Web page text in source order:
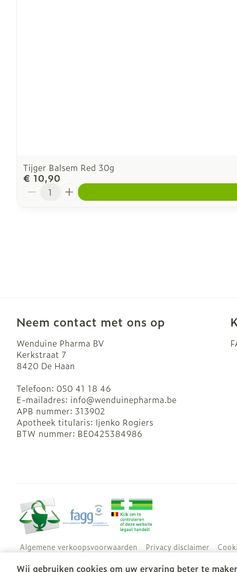
Wij gebruiken cookies om uw ervaring beter te
Tijger Balsem Red 30g
€ 10,90
Aantal
Neem contact met ons op
Wenduine Pharma BV
Kerkstraat 7
8420 De Haan
Telefoon: 050 41 18 46
E-mailadres: info@wenduinepharma.be
APB nummer: 313902
Apotheek titularis: Ijenko Rogiers
BTW nummer: BE0425384986
Algemene verkoopsvoorwaarden Privacy disclaimer